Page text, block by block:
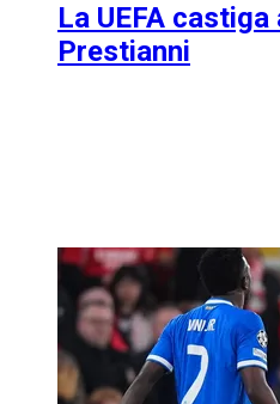
La UEFA castiga
Prestianni